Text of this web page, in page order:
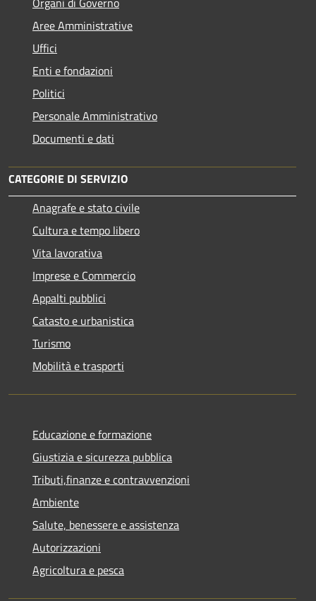
Aree Amministrative
Uffici
Enti e fondazioni
Politici
Personale Amministrativo
Documenti e dati
CATEGORIE DI SERVIZIO
Anagrafe e stato civile
Cultura e tempo libero
Vita lavorativa
Imprese e Commercio
Appalti pubblici
Catasto e urbanistica
Turismo
Mobilità e trasporti
Educazione e formazione
Giustizia e sicurezza pubblica
Tributi,finanze e contravvenzioni
Ambiente
Salute, benessere e assistenza
Autorizzazioni
Agricoltura e pesca